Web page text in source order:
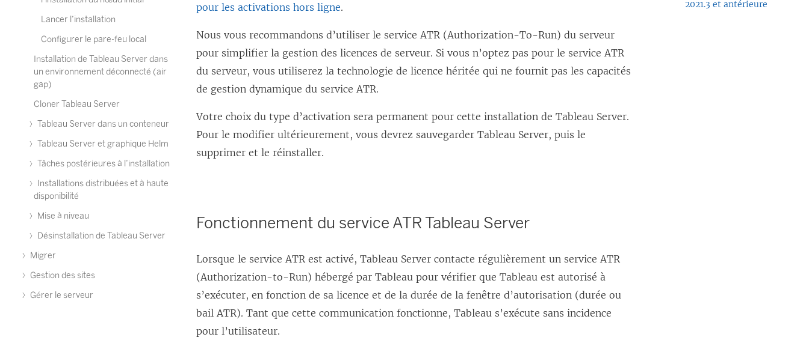
Lancer l’installation
Configurer le pare-feu local
Installation de Tableau Server dans
un environnement déconnecté (air
gap)
Cloner Tableau Server
Tableau Server dans un conteneur
Tableau Server et graphique Helm
Tâches postérieures à l’installation
Installations distribuées et à haute
disponibilité
Mise à niveau
Désinstallation de Tableau Server
Migrer
Gestion des sites
Gérer le serveur
n
s
’
v
r
s
pour les activations hors ligne.
Nous vous recommandons d’utiliser le service ATR (Authorization-To-Run) du serveur
pour simplifier la gestion des licences de serveur. Si vous n’optez pas pour le service ATR
du serveur, vous utiliserez la technologie de licence héritée qui ne fournit pas les capacités
de gestion dynamique du service ATR.
Votre choix du type d’activation sera permanent pour cette installation de Tableau Server.
Pour le modifier ultérieurement, vous devrez sauvegarderTableau Server, puis le
supprimer et le réinstaller.
Fonctionnement du service ATR Tableau Server
Lorsque le service ATR est activé,Tableau Server contacte régulièrement un service ATR
(Authorization-to-Run) hébergé par Tableau pour vérifier que Tableau est autorisé à
s’exécuter, en fonction de sa licence et de la durée de la fenêtre d’autorisation (durée ou
bail ATR). Tant que cette communication fonctionne, Tableau s’exécute sans incidence
pour l’utilisateur.
2021.3 et antérieure